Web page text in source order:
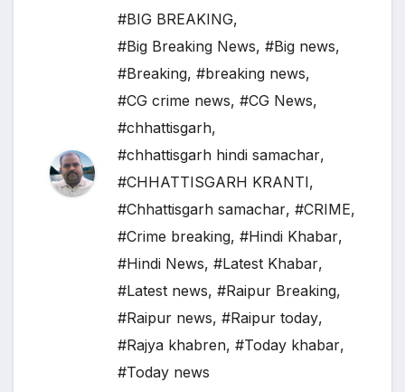
#BIG BREAKING,
#Big Breaking News, #Big news,
#Breaking, #breaking news,
#CG crime news, #CG News,
#chhattisgarh,
#chhattisgarh hindi samachar,
#CHHATTISGARH KRANTI,
#Chhattisgarh samachar, #CRIME,
#Crime breaking, #Hindi Khabar,
#Hindi News, #Latest Khabar,
#Latest news, #Raipur Breaking,
#Raipur news, #Raipur today,
#Rajya khabren, #Today khabar,
#Today news